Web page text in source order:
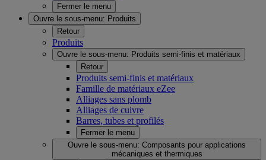
Fermer le menu
Ouvre le sous-menu: Produits
Retour
Produits
Ouvre le sous-menu: Produits semi-finis et matériaux
Retour
Produits semi-finis et matériaux
Famille de matériaux eZee
Alliages sans plomb
Alliages de cuivre
Barres, tubes et profilés
Fermer le menu
Ouvre le sous-menu: Composants pour applications
mécaniques et thermiques